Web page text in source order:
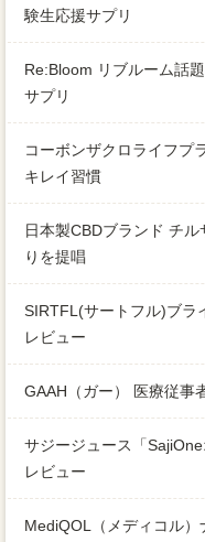
験生応援サプリ
Re:Bloom リブルーム話
サプリ
コーボンザクロライフプ
キレイ習慣
日本製CBDブランド チ
りを提唱
SIRTFL(サートフル)ブラ
レビュー
GAAH（ガー） 医療従事
サジージュース「
レビュー
MediQOL（メディコル